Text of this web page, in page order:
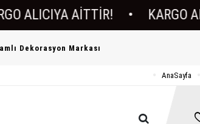
ALICIYA AİTTİR! • KARGO
Dekorasyon Markası
AnaSayfa